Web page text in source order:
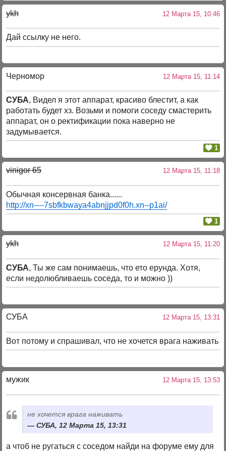
ykh 12 Марта 15, 10:46
Дай ссылку не него.
Черномор 12 Марта 15, 11:14
СУБА, Видел я этот аппарат, красиво блестит, а как
работать будет хз. Возьми и помоги соседу смастерить
аппарат, он о ректификации пока наверно не
задумывается.
1
vinigor 65 12 Марта 15, 11:18
Обычная консервная банка......
http://xn----7sbfkbwaya4abnjjpd0f0h.xn--p1ai/
1
ykh 12 Марта 15, 11:20
СУБА, Ты же сам понимаешь, что ето ерунда. Хотя,
если недолюбливаешь соседа, то и можно ))
СУБА 12 Марта 15, 13:31
Вот потому и спрашивал, что не хочется врага наживать
мужик 12 Марта 15, 13:53
не хочется врага наживать
СУБА, 12 Марта 15, 13:31
а чтоб не ругаться с соседом найди на форуме ему для